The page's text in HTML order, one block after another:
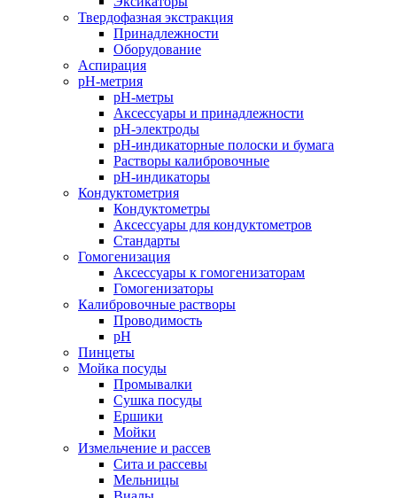
Твердофазная экстракция
Принадлежности
Оборудование
Аспирация
pH-метрия
pH-метры
Аксессуары и принадлежности
pH-электроды
pH-индикаторные полоски и бумага
Растворы калибровочные
pH-индикаторы
Кондуктометрия
Кондуктометры
Аксессуары для кондуктометров
Стандарты
Гомогенизация
Аксессуары к гомогенизаторам
Гомогенизаторы
Калибровочные растворы
Проводимость
pH
Пинцеты
Мойка посуды
Промывалки
Сушка посуды
Ершики
Мойки
Измельчение и рассев
Сита и рассевы
Мельницы